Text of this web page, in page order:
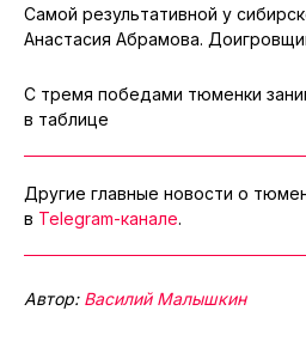
Самой результативной у
Анастасия Абрамова.
С тремя победами тюменки
в таблице
Другие главные новости о
в Telegram-канале.
Автор: Василий Малышкин